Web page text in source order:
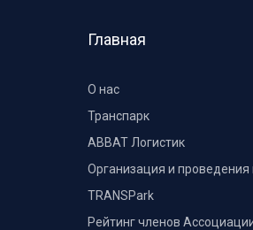
Главная
О нас
Транспарк
ABBAT Логистик
Организация и проведения
TRANSPark
Рейтинг членов